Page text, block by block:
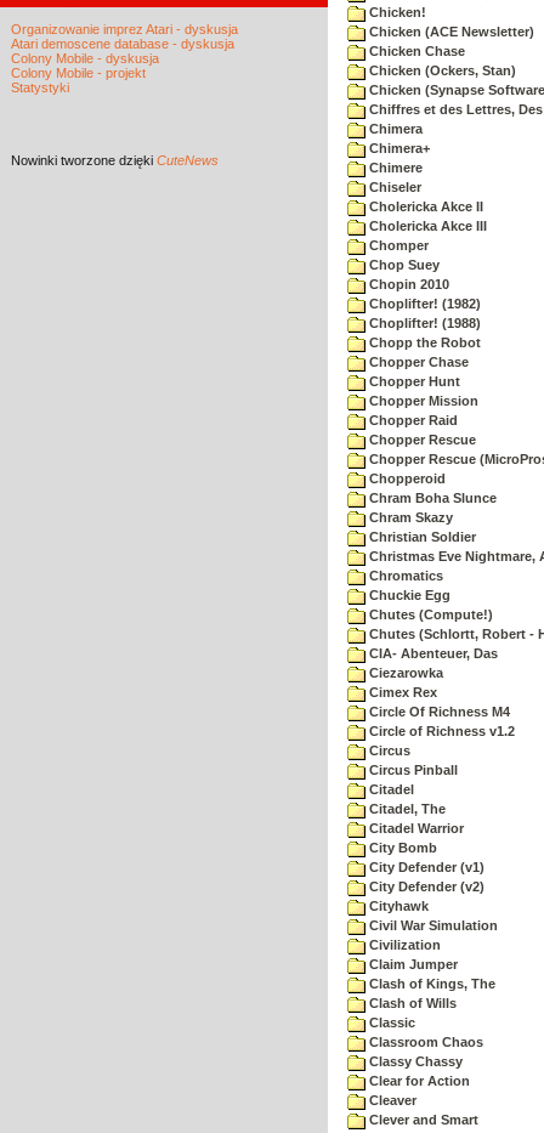
Organizowanie imprez Atari - dyskusja
Atari demoscene database - dyskusja
Colony Mobile - dyskusja
Colony Mobile - projekt
Statystyki
Nowinki tworzone dzięki CuteNews
Chicken!
Chicken (ACE Newsletter)
Chicken Chase
Chicken (Ockers, Stan)
Chicken (Synapse
Chiffres et des Lettres, Des
Chimera
Chimera+
Chimere
Chiseler
Cholericka Akce II
Cholericka Akce III
Chomper
Chop Suey
Chopin 2010
Choplifter! (1982)
Choplifter! (1988)
Chopp the Robot
Chopper Chase
Chopper Hunt
Chopper Mission
Chopper Raid
Chopper Rescue
Chopper Rescue
Chopperoid
Chram Boha Slunce
Chram Skazy
Christian Soldier
Christmas Eve Nightmare,
Chromatics
Chuckie Egg
Chutes (Compute!)
Chutes (Schlortt, Robert -
CIA- Abenteuer, Das
Ciezarowka
Cimex Rex
Circle Of Richness M4
Circle of Richness v1.2
Circus
Circus Pinball
Citadel
Citadel, The
Citadel Warrior
City Bomb
City Defender (v1)
City Defender (v2)
Cityhawk
Civil War Simulation
Civilization
Claim Jumper
Clash of Kings, The
Clash of Wills
Classic
Classroom Chaos
Classy Chassy
Clear for Action
Cleaver
Clever and Smart